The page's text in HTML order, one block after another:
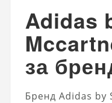
Adidas
за
Бренд Adidas